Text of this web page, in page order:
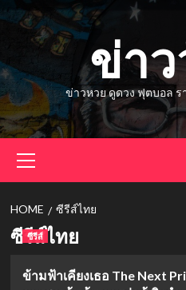
Skip
ข่า
ข่าวหวย ดูดวง ฟุตบอล
Menu
HOME ซีรีส์ไทย
ซีรีส์ไทย
ซีรีส์
ข้ามฟ้าเคียงเธอ The Next